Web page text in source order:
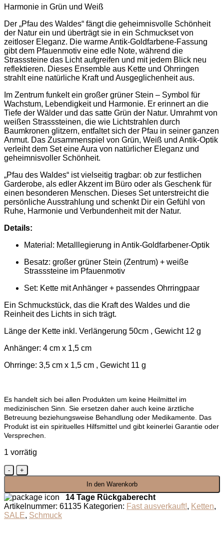
Harmonie in Grün und Weiß
Der „Pfau des Waldes“ fängt die geheimnisvolle Schönheit
der Natur ein und überträgt sie in ein Schmuckset von
zeitloser Eleganz. Die warme Antik-Goldfarbene-Fassung
gibt dem Pfauenmotiv eine edle Note, während die
Strasssteine das Licht aufgreifen und mit jedem Blick neu
reflektieren. Dieses Ensemble aus Kette und Ohrringen
strahlt eine natürliche Kraft und Ausgeglichenheit aus.
Im Zentrum funkelt ein großer grüner Stein – Symbol für
Wachstum, Lebendigkeit und Harmonie. Er erinnert an die
Tiefe der Wälder und das satte Grün der Natur. Umrahmt von
weißen Strasssteinen, die wie Lichtstrahlen durch
Baumkronen glitzern, entfaltet sich der Pfau in seiner ganzen
Anmut. Das Zusammenspiel von Grün, Weiß und Antik-Optik
verleiht dem Set eine Aura von natürlicher Eleganz und
geheimnisvoller Schönheit.
„Pfau des Waldes“ ist vielseitig tragbar: ob zur festlichen
Garderobe, als edler Akzent im Büro oder als Geschenk für
einen besonderen Menschen. Dieses Set unterstreicht die
persönliche Ausstrahlung und schenkt Dir ein Gefühl von
Ruhe, Harmonie und Verbundenheit mit der Natur.
Details:
Material: Metalllegierung in Antik-Goldfarbener-Optik
Besatz: großer grüner Stein (Zentrum) + weiße
Strasssteine im Pfauenmotiv
Set: Kette mit Anhänger + passendes Ohrringpaar
Ein Schmuckstück, das die Kraft des Waldes und die
Reinheit des Lichts in sich trägt.
Länge der Kette inkl. Verlängerung 50cm , Gewicht 12 g
Anhänger: 4 cm x 1,5 cm
Ohrringe: 3,5 cm x 1,5 cm , Gewicht 11 g
Es handelt sich bei allen Produkten um keine Heilmittel im
medizinischen Sinn. Sie ersetzen daher auch keine ärztliche
Betreuung beziehungsweise Behandlung oder Medikamente. Das
Produkt ist ein spirituelles Hilfsmittel und gibt keinerlei Garantie oder
Versprechen.
1 vorrätig
Pfau
des
Menge
In den Warenkorb
14 Tage Rückgaberecht
Artikelnummer: 61135 Kategorien: Fast ausverkauft!, Ketten,
SALE, Schmuck